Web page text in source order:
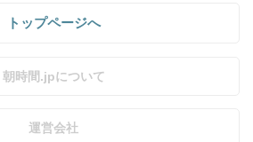
トップページへ
朝時間.jpについて
運営会社